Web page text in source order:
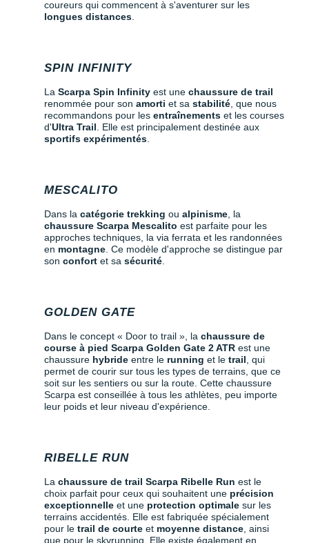
coureurs qui commencent à s'aventurer sur les
longues distances
SPIN INFINITY
La Scarpa Spin Infinity est une chaussure de trail
renommée pour son amorti et sa stabilité , que nous
recommandons pour les entraînements et les courses
d'Ultra Trail . Elle est principalement destinée aux
sportifs expérimentés
MESCALITO
Dans la catégorie trekking ou alpinisme , la
chaussure Scarpa Mescalito est parfaite pour les
approches techniques, la via ferrata et les randonnées
en montagne . Ce modèle d'approche se distingue par
son confort et sa sécurité
GOLDEN GATE
Dans le concept « Door to trail », la chaussure de
course à pied Scarpa Golden Gate 2 ATR est une
chaussure hybride entre le running et le trail , qui
permet de courir sur tous les types de terrains, que ce
soit sur les sentiers ou sur la route. Cette chaussure
Scarpa est conseillée à tous les athlètes, peu importe
leur poids et leur niveau d'expérience.
RIBELLE RUN
La chaussure de trail Scarpa Ribelle Run est le
choix parfait pour ceux qui souhaitent une précision
exceptionnelle et une protection optimale sur les
terrains accidentés. Elle est fabriquée spécialement
pour le trail de courte et moyenne distance , ainsi
que pour le skyrunning. Elle existe également en